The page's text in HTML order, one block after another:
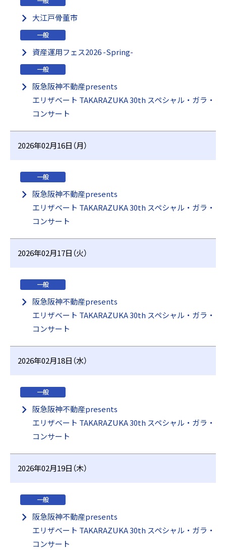
大江戸骨董市
一般
資産運用フェス2026 -Spring-
一般
阪急阪神不動産presents
エリザベート TAKARAZUKA 30th スペシャル・ガラ・
コンサート
2026年02月16日（月）
一般
阪急阪神不動産presents
エリザベート TAKARAZUKA 30th スペシャル・ガラ・
コンサート
2026年02月17日（火）
一般
阪急阪神不動産presents
エリザベート TAKARAZUKA 30th スペシャル・ガラ・
コンサート
2026年02月18日（水）
一般
阪急阪神不動産presents
エリザベート TAKARAZUKA 30th スペシャル・ガラ・
コンサート
2026年02月19日（木）
一般
阪急阪神不動産presents
エリザベート TAKARAZUKA 30th スペシャル・ガラ・
コンサート